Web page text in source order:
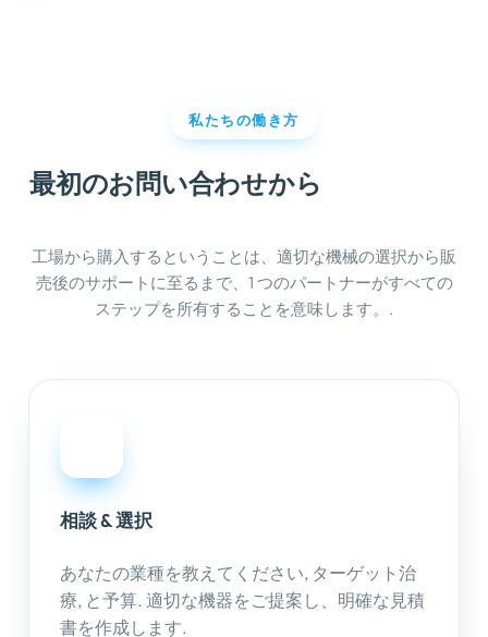
私たちの働き方
最初のお問い合わせから
工場から購入するということは、適切な機械の選択から販
売後のサポートに至るまで、1 つのパートナーがすべての
ステップを所有することを意味します。.
相談 & 選択
あなたの業種を教えてください, ターゲット治
療, と予算. 適切な機器をご提案し、明確な見積
書を作成します.